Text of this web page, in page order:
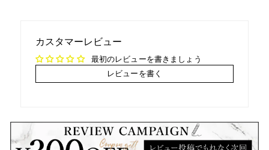
カスタマーレビュー
最初のレビューを書きましょう
レビューを書く